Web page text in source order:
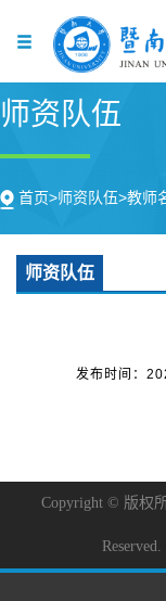
师资队伍
首页>师资队伍>教师
师资队伍
发布时间：
Copyright © 版权